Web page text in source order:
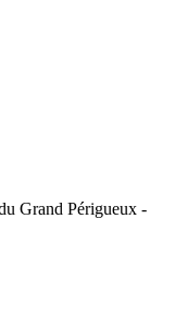
Grand Périgueux -